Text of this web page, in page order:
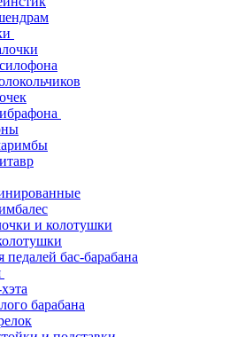
и колотушки
бас-барабана
барабана